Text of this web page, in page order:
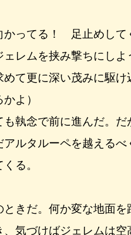
かってる！ 足止めして
レムを挟み撃ちにしよ
て更に深い茂みに駆け
よ）
執念で前に進んだ。だ
アルタルーペを越える
る。
きだ。何か変な地面を
、気づけばジェレムは